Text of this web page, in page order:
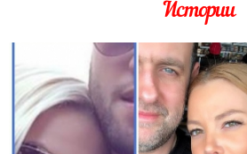
Истории